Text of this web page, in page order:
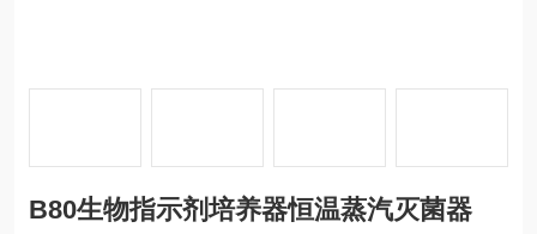
B80生物指示剂培养器恒温蒸汽灭菌器